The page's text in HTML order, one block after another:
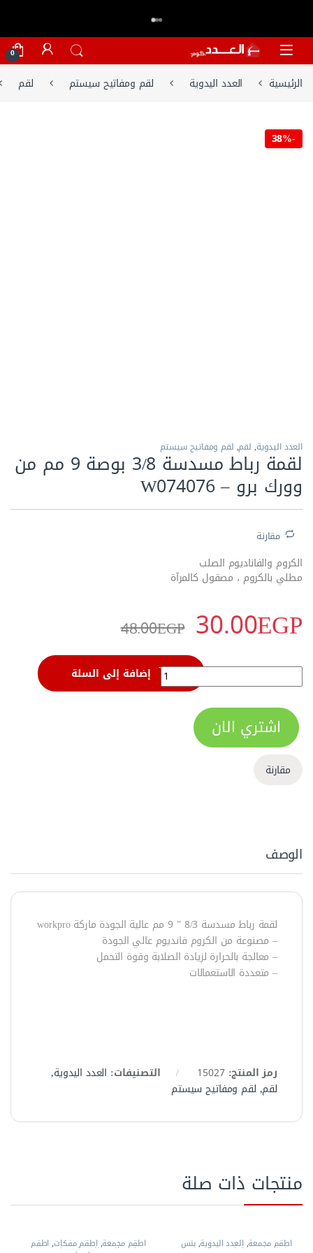
Skip to navigation
Skip to content
0
الرئيسية العدد اليدوية لقم ومفاتيح سيستم لقم
-
38%
العدد اليدوية, لقم, لقم ومفاتيح سيستم
لقمة رباط مسدسة 3/8 بوصة 9 مم من
وورك برو – W074076
مقارنة
الكروم والفاناديوم الصلب
مطلي بالكروم ، مصقول كالمرآة
30.00EGP
48.00EGP
لقمة رباط مسدسة 3/8 بوصة 9 مم من وورك برو - W074076 quantity إضافة إلى السلة
اشتري الان
مقارنة
الوصف
لقمة رباط مسدسة 8/3 ” 9 مم عالية الجودة ماركة workpro
– مصنوعة من الكروم فانديوم عالي الجودة
– معالجة بالحرارة لزيادة الصلابة وقوة التحمل
– متعددة الاستعمالات
رمز المنتج:15027 التصنيفات: العدد اليدوية,
لقم, لقم ومفاتيح سيستم
منتجات ذات صلة
أطقم مجمعة, العدد اليدوية,بنس أطقم مجمعة,أطقم مفكات, اطقم